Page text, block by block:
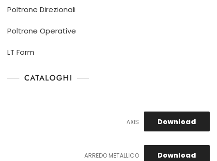
Poltrone Direzionali
Poltrone Operative
LT Form
CATALOGHI
AXIS Download
ARREDO METALLICO Download